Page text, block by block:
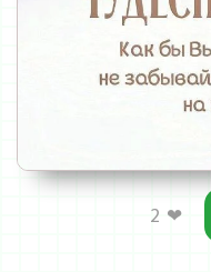
2 ❤